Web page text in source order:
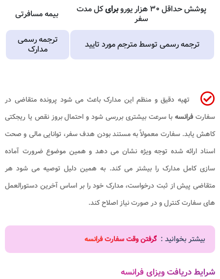
پوشش حداقل ۳۰ هزار یورو
برایکل مدت
سفر
بیمه مسافرتی
ترجمه رسمی توسط مترجم مورد تایید
ترجمه رسمی
مدارک
تهیه دقیق و منظم این مدارک باعث می شود پرونده متقاضی در
سفارتفرانسه با سرعت بیشتری بررسی شود و احتمال بروز نقص یا ریجکتی
کاهش یابد. سفارت معمولاً به مستند بودن هدف سفر، توانایی مالی و صحت
اسناد ارائه شده توجه ویژه نشان می دهد و همین موضوع ضرورت آماده
سازی کامل مدارک را بیشتر می کند. به همین دلیل توصیه می شود هر
متقاضی پیش از ثبت درخواست، مدارک خود را بر اساس آخرین دستورالعمل
های سفارت کنترل و در صورت نیاز اصلاح کند.
بیشتر بخوانید : گرفتن وقت سفارت فرانسه
شرایط دریافت ویزای فرانسه